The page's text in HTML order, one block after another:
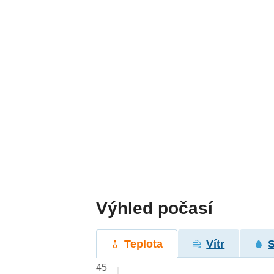
Výhled počasí
Teplota Vítr
45